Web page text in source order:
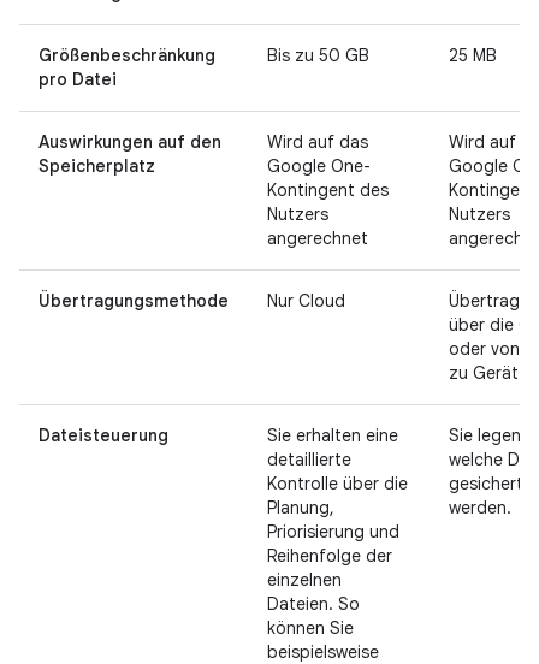
Größenbeschränkung
pro Datei
Bis zu 50 GB 25 MB
Auswirkungen auf den
Speicherplatz
Wird auf das
Google One-
Kontingent des
Nutzers
angerechnet
Wird auf
Google
Nutzers
Übertragungsmethode Nur Cloud
über die
oder von
zu Gerät
Dateisteuerung
Sie erhalten eine
detaillierte
Kontrolle über die
Planung,
Priorisierung und
Reihenfolge der
einzelnen
Dateien. So
können Sie
beispielsweise
Sie legen
welche
gesichert
werden.